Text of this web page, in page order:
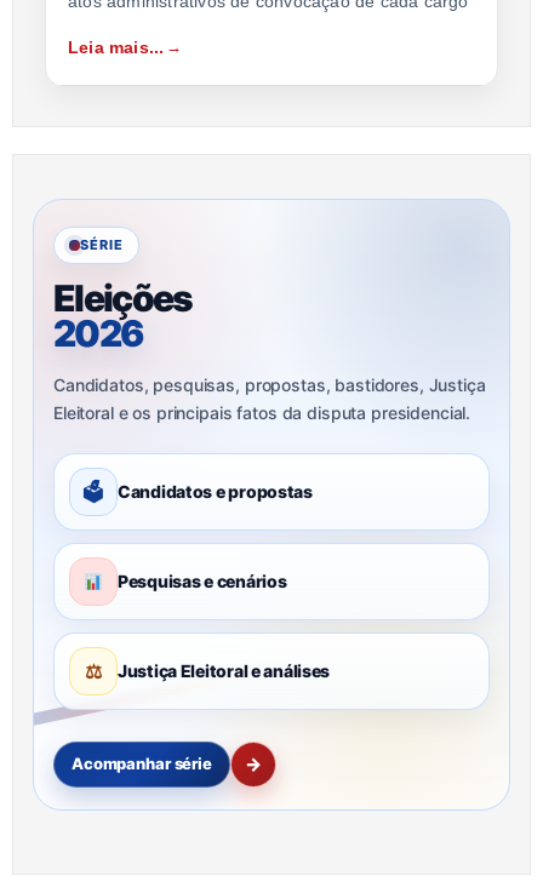
Leia mais...
SÉRIE
Eleições
2026
Candidatos, pesquisas, propostas, bastidores, Justiça
Eleitoral e os principais fatos da disputa presidencial.
🗳 Candidatos e propostas
Pesquisas e cenários
⚖ Justiça Eleitoral e análises
Acompanhar série →